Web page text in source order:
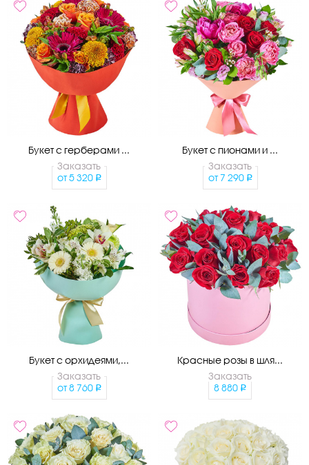
Букет с герберами ...
Заказать
от 5 320
Букет с пионами и ...
Заказать
от 7 290
Букет с орхидеями,...
Заказать
от 8 760
Красные розы в шля...
Заказать
8 880